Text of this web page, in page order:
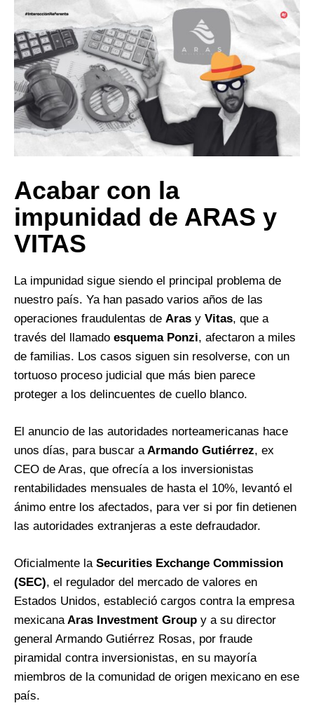
Acabar con la
impunidad de ARAS y
VITAS
La impunidad sigue siendo el principal problema de
nuestro país. Ya han pasado varios años de las
operaciones fraudulentas de Aras y Vitas, que a
través del llamado esquema Ponzi, afectaron a miles
de familias. Los casos siguen sin resolverse, con un
tortuoso proceso judicial que más bien parece
proteger a los delincuentes de cuello blanco.
El anuncio de las autoridades norteamericanas hace
unos días, para buscar aArmando Gutiérrez, ex
CEO de Aras, que ofrecía a los inversionistas
rentabilidades mensuales de hasta el 10%, levantó el
ánimo entre los afectados, para ver si por fin detienen
las autoridades extranjeras a este defraudador.
Oficialmente la Securities Exchange Commission
(SEC), el regulador del mercado de valores en
Estados Unidos, estableció cargos contra la empresa
mexicanaAras Investment Group y a su director
general Armando Gutiérrez Rosas, por fraude
piramidal contra inversionistas, en su mayoría
miembros de la comunidad de origen mexicano en ese
país.